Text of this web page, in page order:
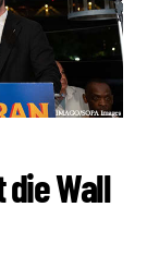
Wall